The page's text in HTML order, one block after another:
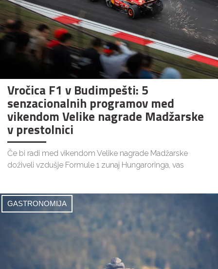
Vročica F1 v Budimpešti: 5
senzacionalnih programov med
vikendom Velike nagrade Madžarske
v prestolnici
Če bi radi med vikendom Velike nagrade Madžarske
doživeli vzdušje Formule 1 zunaj Hungaroringa, vas
GASTRONOMIJA